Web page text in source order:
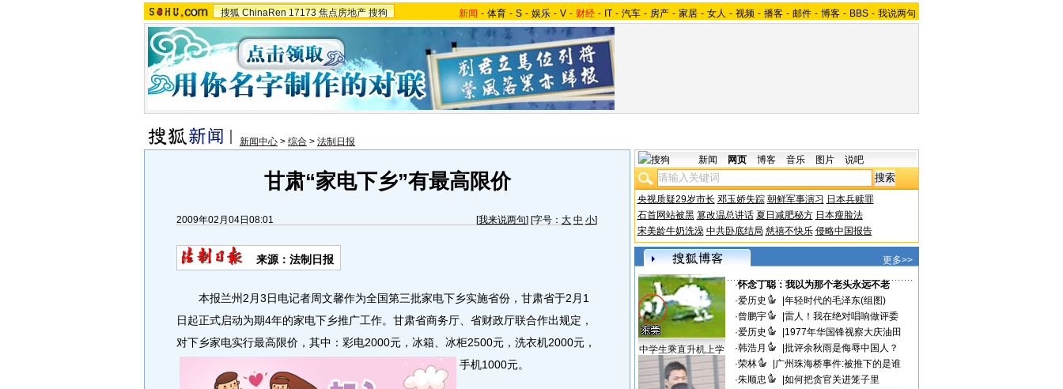
搜狐 ChinaRen 17173 焦点房地产 搜狗 新闻 - 体育 - S - 娱乐 - V - 财经 - IT - 汽车 - 房产 - 家居 - 女人 - 视频 - 播客 - 邮件 - 博客 - BBS - 我说两句
新闻中心 > 综合 > 法制日报
甘肃“家电下乡”有最高限价
2009年02月04日08:01 [我来说两句] [字号： 大 中 小]
来源：法制日报
本报兰州2月3日电记者周文馨作为全国第三批家电下乡实施省份，甘肃省于2月1
日起正式启动为期4年的家电下乡推广工作。甘肃省商务厅、省财政厅联合作出规定，
对下乡家电实行最高限价，其中：彩电2000元，冰箱、冰柜2500元，洗衣机2000元，
手机1000元。
新闻 网页 博客 音乐 图片 说吧
央视质疑29岁市长 邓玉娇失踪 朝鲜军事演习 日本兵赎罪
石首网站被黑 篡改温总讲话 夏日减肥秘方 日本瘦脸法
宋美龄牛奶洗澡 中共卧底结局 慈禧不快乐 侵略中国报告
更多>>
中学生乘直升机上学
·怀念丁聪：我以为那个老头永远不老
·爱历史
年轻时代的毛泽东(组图)
·曾鹏宇
雷人！我在绝对唱响做评委
·爱历史
1977年华国锋视察大庆油田
·韩浩月
批评余秋雨是侮辱中国人？
·荣林
广州珠海桥事件:被推下的是谁
·朱顺忠
如何把贪官关进笼子里